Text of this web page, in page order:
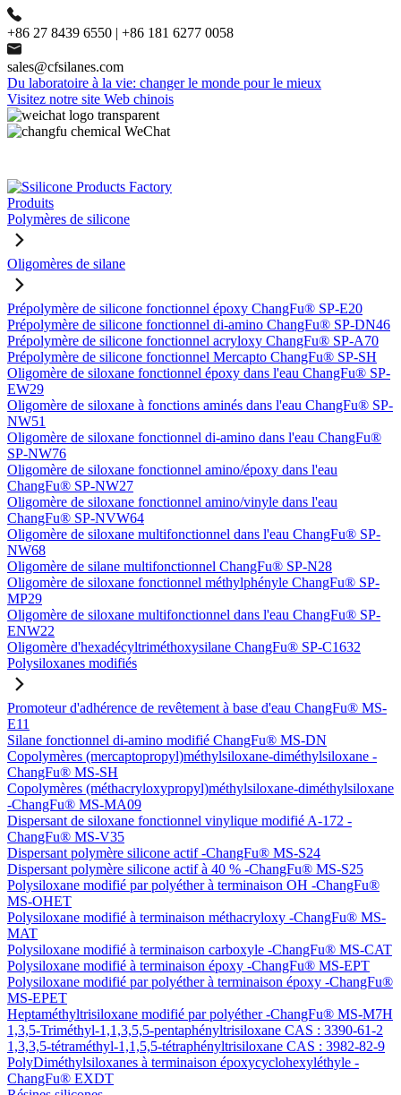
+86 27 8439 6550 | +86 181 6277 0058
sales@cfsilanes.com
Du laboratoire à la vie: changer le monde pour le mieux
Visitez notre site Web chinois
Produits
Polymères de silicone
Oligomères de silane
Prépolymère de silicone fonctionnel époxy ChangFu® SP-E20
Prépolymère de silicone fonctionnel di-amino ChangFu® SP-DN46
Prépolymère de silicone fonctionnel acryloxy ChangFu® SP-A70
Prépolymère de silicone fonctionnel Mercapto ChangFu® SP-SH
Oligomère de siloxane fonctionnel époxy dans l'eau ChangFu® SP-
EW29
Oligomère de siloxane à fonctions aminés dans l'eau ChangFu® SP-
NW51
Oligomère de siloxane fonctionnel di-amino dans l'eau ChangFu®
SP-NW76
Oligomère de siloxane fonctionnel amino/époxy dans l'eau
ChangFu® SP-NW27
Oligomère de siloxane fonctionnel amino/vinyle dans l'eau
ChangFu® SP-NVW64
Oligomère de siloxane multifonctionnel dans l'eau ChangFu® SP-
NW68
Oligomère de silane multifonctionnel ChangFu® SP-N28
Oligomère de siloxane fonctionnel méthylphényle ChangFu® SP-
MP29
Oligomère de siloxane multifonctionnel dans l'eau ChangFu® SP-
ENW22
Oligomère d'hexadécyltriméthoxysilane ChangFu® SP-C1632
Polysiloxanes modifiés
Promoteur d'adhérence de revêtement à base d'eau ChangFu® MS-
E11
Silane fonctionnel di-amino modifié ChangFu® MS-DN
Copolymères (mercaptopropyl)méthylsiloxane-diméthylsiloxane -
ChangFu® MS-SH
Copolymères (méthacryloxypropyl)méthylsiloxane-diméthylsiloxane
-ChangFu® MS-MA09
Dispersant de siloxane fonctionnel vinylique modifié A-172 -
ChangFu® MS-V35
Dispersant polymère silicone actif -ChangFu® MS-S24
Dispersant polymère silicone actif à 40 % -ChangFu® MS-S25
Polysiloxane modifié par polyéther à terminaison OH -ChangFu®
MS-OHET
Polysiloxane modifié à terminaison méthacryloxy -ChangFu® MS-
MAT
Polysiloxane modifié à terminaison carboxyle -ChangFu® MS-CAT
Polysiloxane modifié à terminaison époxy -ChangFu® MS-EPT
Polysiloxane modifié par polyéther à terminaison époxy -ChangFu®
MS-EPET
Heptaméthyltrisiloxane modifié par polyéther -ChangFu® MS-M7H
1,3,5-Triméthyl-1,1,3,5,5-pentaphényltrisiloxane CAS : 3390-61-2
1,3,3,5-tétraméthyl-1,1,5,5-tétraphényltrisiloxane CAS : 3982-82-9
PolyDiméthylsiloxanes à terminaison époxycyclohexyléthyle -
ChangFu® EXDT